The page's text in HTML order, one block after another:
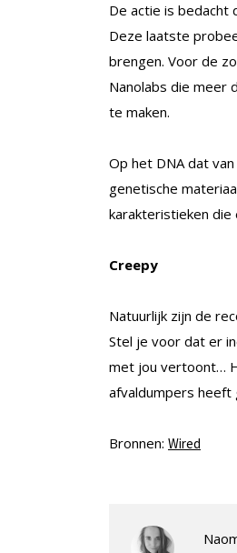
De actie is bedacht
Deze laatste
brengen. Voor de
Nanolabs die meer
te maken.
Op het DNA dat
genetische
karakteristieken die
Creepy
Natuurlijk zijn de
Stel je voor dat er
met jou vertoont…
afvaldumpers heeft
Bronnen: Wired